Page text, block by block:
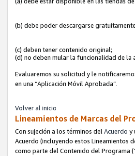
(b) debe poder descargarse
(c) deben tener contenido original;
(d) no deben mular la funcionalidad de la
Evaluaremos su solicitud y le
en una “Aplicación Móvil Aprobada”.
Volver al inicio
Lineamientos de Marcas del
Con sujeción a los términos del Acuerdo y
Acuerdo (incluyendo estos Lineamientos
como parte del Contenido del Programa